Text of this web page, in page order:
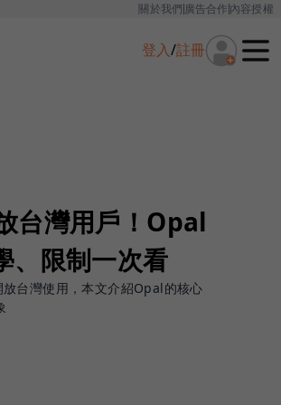
關於我們廣告合作內容授權
登入/註冊
台灣用戶！Opal
、限制一次看
台灣使用，本文介紹Opal的核心